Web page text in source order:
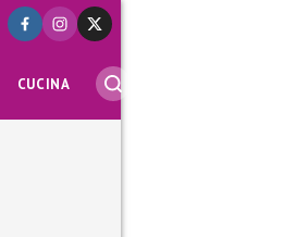
CUCINA